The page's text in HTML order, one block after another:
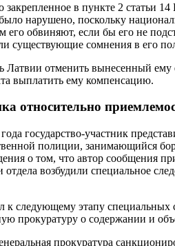
закрепленное в пункте 2 статьи
нарушено, поскольку
его обвиняют, если бы его не
существующие сомнения в его
Латвии отменить вынесенный
выплатить ему компенсацию.
относительно
государство-участник
полиции, занимающийся
о том, что автор сообщения
возбудили специальное
к следующему этапу
прокуратуру о содержании и
прокуратура